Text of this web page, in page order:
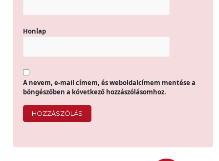
Honlap
A nevem, e-mail címem, és weboldalcímem mentése a
böngészőben a következő hozzászólásomhoz.